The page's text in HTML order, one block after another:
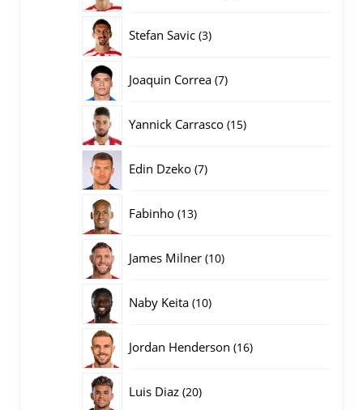
Stefan Savic 33
Joaquin Correa 77
Yannick Carrasco 1515
Edin Dzeko 77
Fabinho 1313
James Milner 1010
Naby Keita 1010
Jordan Henderson 1616
Luis Diaz 2020